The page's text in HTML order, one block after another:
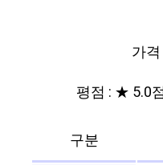
가격
평점 : ★ 5.0
구분